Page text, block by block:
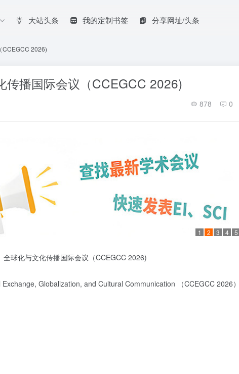
大站头条 我的定制书签 分享网址/头条
CCEGCC 2026)
传播国际会议（CCEGCC 2026)
878 0
1 2 3 4 5
全球化与文化传播国际会议（CCEGCC 2026)
Globalization, and Cultural Communication （CCEGCC 2026）